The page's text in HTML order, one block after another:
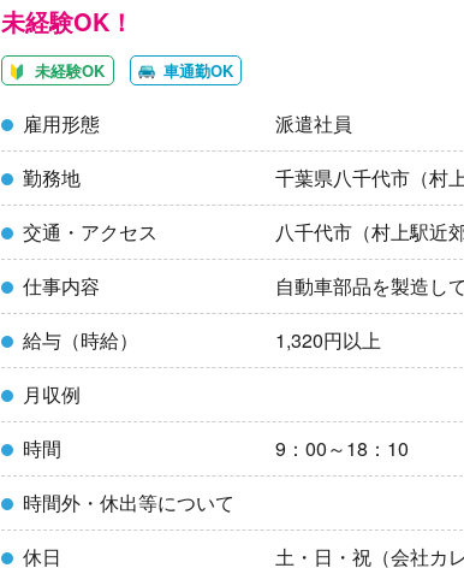
未経験OK！
未経験OK 車通勤OK
雇用形態
派遣社員
勤務地
千葉県八千代市（村
交通・アクセス
八千代市（村上駅近郊
仕事内容
自動車部品を製造し
給与（時給）
1,320円以上
月収例
時間
9：00～18：10
時間外・休出等について
休日
土・日・祝（会社カ